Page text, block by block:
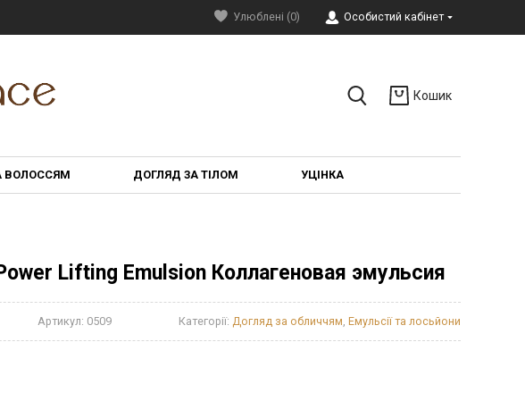
Улюблені (0) Особистий кабінет
Кошик
ВОЛОССЯМ ДОГЛЯД ЗА ТІЛОМ УЦІНКА
Lifting Emulsion Коллагеновая эмульсия
Артикул: 0509 Категорії: Догляд за обличчям Емульсії та лосьйони